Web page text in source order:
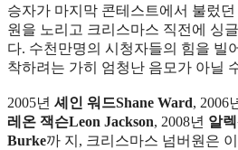
승자가 마지막 콘테스트에서 불렀
원을 노리고 크리스마스 직전에 싱
다. 수천만명의 시청자들의 힘을 빌
착하려는 가히 엄청난 음모가 아닐
2005년 셰인 워드Shane Ward, 2006
레온 잭슨Leon Jackson, 2008년 알
Burke까 지, 크리스마스 넘버원은